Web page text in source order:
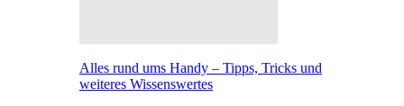
Alles rund ums Handy – Tipps, Tricks und
weiteres Wissenswertes